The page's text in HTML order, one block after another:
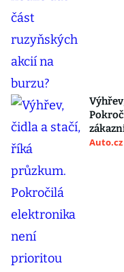
Auto.cz